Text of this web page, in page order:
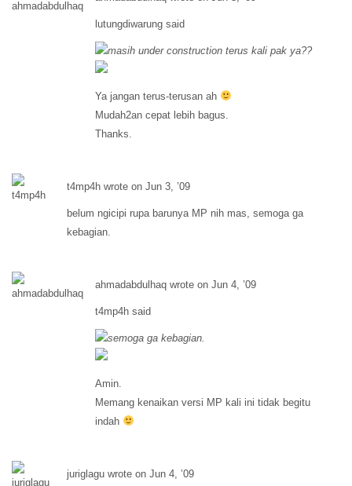
lutungdiwarung said
masih under construction terus kali pak ya??
Ya jangan terus-terusan ah
Mudah2an cepat lebih bagus.
Thanks.
t4mp4h wrote on Jun 3, ’09
belum ngicipi rupa barunya MP nih mas, semoga ga
kebagian.
ahmadabdulhaq wrote on Jun 4, ’09
t4mp4h said
semoga ga kebagian.
Amin.
Memang kenaikan versi MP kali ini tidak begitu
indah
juriglagu wrote on Jun 4, ’09